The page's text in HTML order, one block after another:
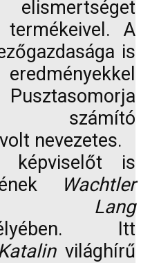
A
is
számító
nevezetes.
képviselőt is
Wachtler
Lang
Itt
világhírű